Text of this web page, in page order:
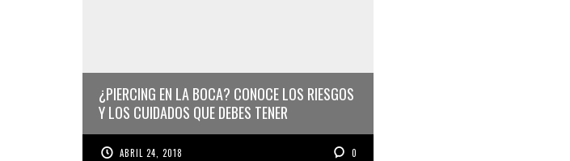
¿PIERCING EN LA BOCA? CONOCE LOS RIESGOS
Y LOS CUIDADOS QUE DEBES TENER
ABRIL 24, 2018 0